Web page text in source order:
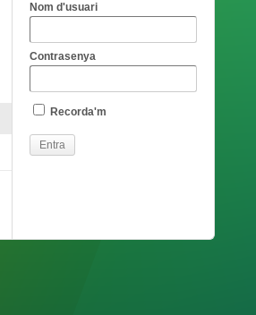
Nom d'usuari
Contrasenya
Recorda'm